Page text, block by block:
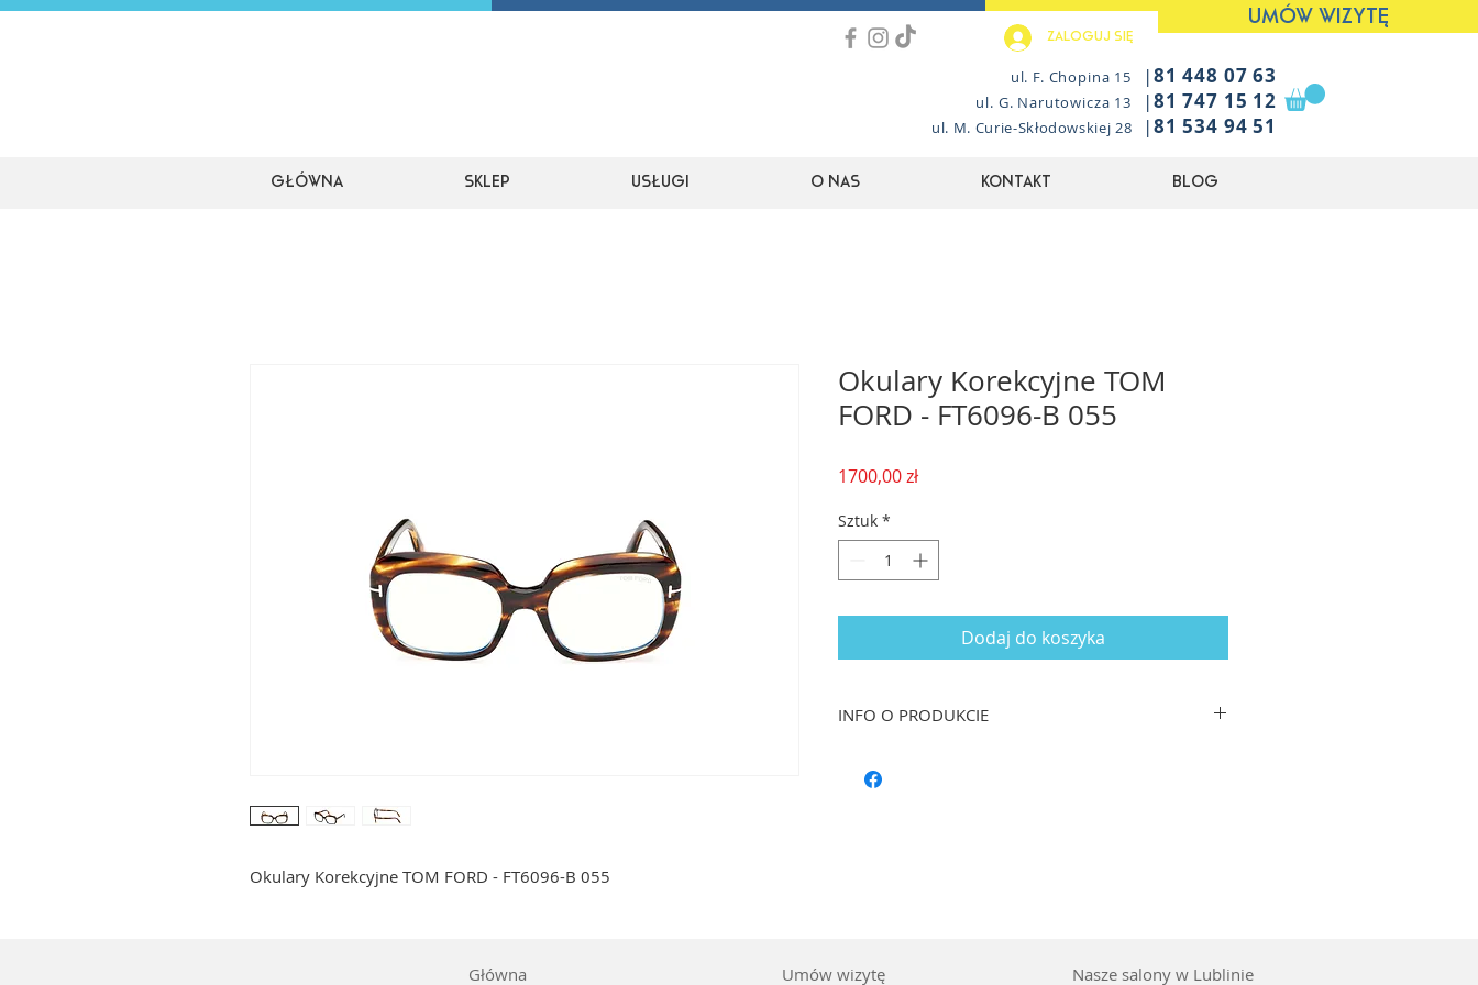
Zaloguj się
UMÓW WIZYTĘ
ul. F. Chopina 15
ul. G. Narutowicza 13
ul. M. Curie-Skłodowskiej 28
|81 448 07 63
|81 747 15 12
|81 534 94 51
Główna Sklep Usługi O nas Kontakt Blog
Okulary Korekcyjne TOM FORD - FT6096-B 055
Okulary Korekcyjne TOM
FORD - FT6096-B 055
1700,00 złCena
Sztuk *
Dodaj do koszyka
INFO O PRODUKCIE
Kształt: Kwadrat
Główna
Umów wizytę
Nasze salony w Lublinie